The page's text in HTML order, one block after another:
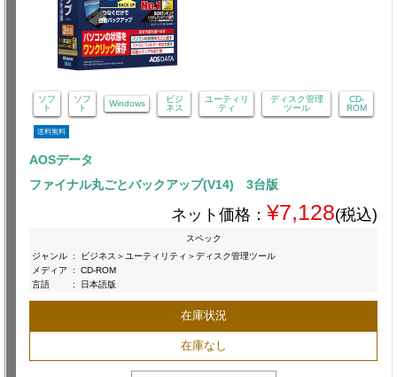
ソフ
ト
ソフ
ト
Windows
ビジ
ネス
ユーティリ
ティ
ディスク管理
ツール
CD-
ROM
送料無料
AOSデータ
ファイナル丸ごとバックアップ(V14) 3台版
ネット価格： ¥7,128(税込)
スペック
ジャンル :
ビジネス＞ユーティリティ＞ディスク管理ツール
メディア
:
CD-ROM
言語
: 日本語版
在庫状況
在庫なし